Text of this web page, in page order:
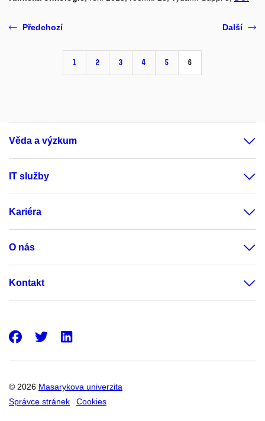
Předchozí
1 2 3 4 5 6
Další
Věda a výzkum
IT služby
Kariéra
O nás
Kontakt
© 2026 Masarykova univerzita
Správce stránek
Cookies
Facebook
Twitter